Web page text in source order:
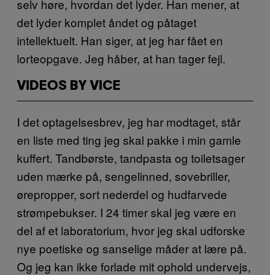
selv høre, hvordan det lyder. Han mener, at
det lyder komplet åndet og påtaget
intellektuelt. Han siger, at jeg har fået en
lorteopgave. Jeg håber, at han tager fejl.
VIDEOS BY VICE
I det optagelsesbrev, jeg har modtaget, står
en liste med ting jeg skal pakke i min gamle
kuffert. Tandbørste, tandpasta og toiletsager
uden mærke på, sengelinned, sovebriller,
ørepropper, sort nederdel og hudfarvede
strømpebukser. I 24 timer skal jeg være en
del af et laboratorium, hvor jeg skal udforske
nye poetiske og sanselige måder at lære på.
Og jeg kan ikke forlade mit ophold undervejs,